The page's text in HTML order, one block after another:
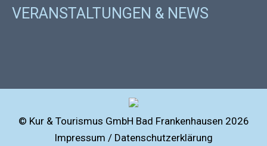
VERANSTALTUNGEN & NEWS
© Kur & Tourismus GmbH Bad Frankenhausen 2026
Impressum / Datenschutzerklärung